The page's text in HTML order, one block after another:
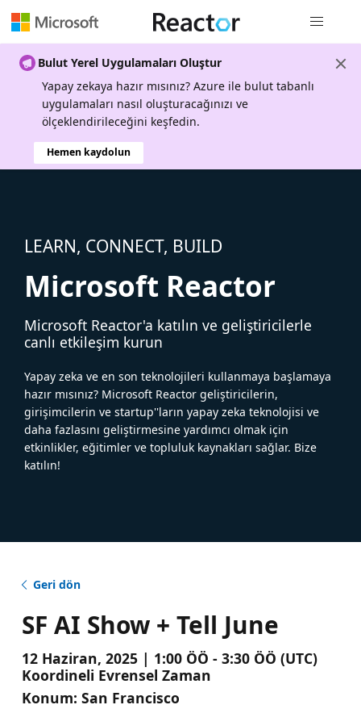
Bulut Yerel Uygulamaları Oluştur
Yapay zekaya hazır mısınız? Azure ile bulut tabanlı
uygulamaları nasıl oluşturacağınızı ve
ölçeklendirileceğini keşfedin.
Hemen kaydolun
LEARN, CONNECT, BUILD
Microsoft Reactor
Microsoft Reactor'a katılın ve geliştiricilerle
canlı etkileşim kurun
Yapay zeka ve en son teknolojileri kullanmaya başlamaya
hazır mısınız? Microsoft Reactor geliştiricilerin,
girişimcilerin ve startup''ların yapay zeka teknolojisi ve
daha fazlasını geliştirmesine yardımcı olmak için
etkinlikler, eğitimler ve topluluk kaynakları sağlar. Bize
katılın!
Geri dön
SF AI Show + Tell June
12 Haziran, 2025 | 1:00 ÖÖ - 3:30 ÖÖ (UTC)
Koordineli Evrensel Zaman
Konum: San Francisco